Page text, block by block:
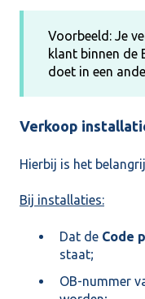
Voorbeeld: Je
klant binnen de
doet in een
Verkoop
Hierbij is het
Bij installaties:
Dat de Code
staat;
OB-nummer